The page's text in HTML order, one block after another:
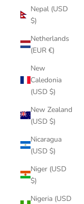
Nepal (USD
$)
Netherlands
(EUR €)
New
Caledonia
(USD $)
New Zealand
(USD $)
Nicaragua
(USD $)
Niger (USD
$)
Nigeria (USD